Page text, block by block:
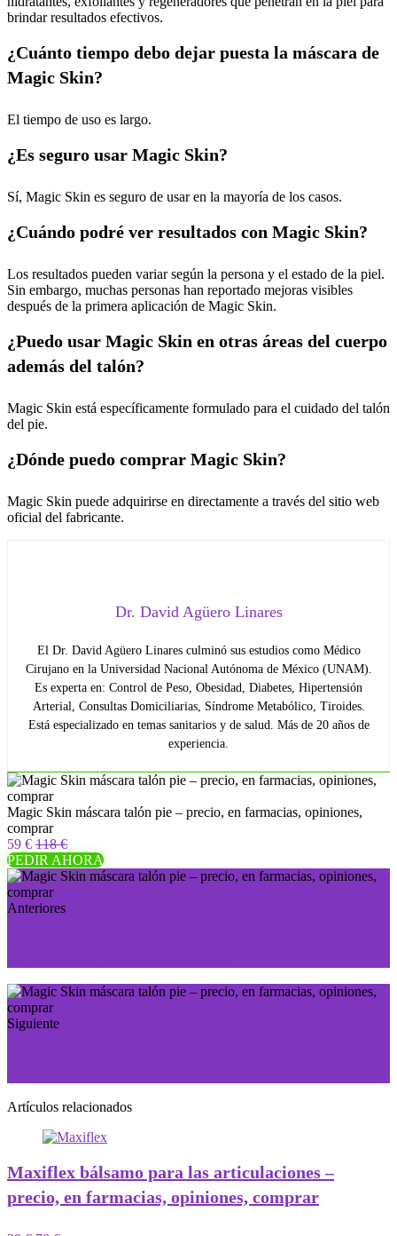
brindar resultados efectivos.
¿Cuánto tiempo debo dejar puesta la máscara de
Magic Skin?
El tiempo de uso es largo.
¿Es seguro usar Magic Skin?
Sí, Magic Skin es seguro de usar en la mayoría de los casos.
¿Cuándo podré ver resultados con Magic Skin?
Los resultados pueden variar según la persona y el estado de la piel.
Sin embargo, muchas personas han reportado mejoras visibles
después de la primera aplicación de Magic Skin.
¿Puedo usar Magic Skin en otras áreas del cuerpo
además del talón?
Magic Skin está específicamente formulado para el cuidado del talón
del pie.
¿Dónde puedo comprar Magic Skin?
Magic Skin puede adquirirse en directamente a través del sitio web
oficial del fabricante.
Dr. David Agüero Linares
El Dr. David Agüero Linares culminó sus estudios como Médico
Cirujano en la Universidad Nacional Autónoma de México (UNAM).
Es experta en: Control de Peso, Obesidad, Diabetes, Hipertensión
Arterial, Consultas Domiciliarias, Síndrome Metabólico, Tiroides.
Está especializado en temas sanitarios y de salud. Más de 20 años de
experiencia.
Magic Skin máscara talón pie – precio, en farmacias, opiniones,
comprar
59 € 118 €
PEDIR AHORA
Anteriores
Siguiente
Artículos relacionados
Maxiflex bálsamo para las articulaciones –
precio, en farmacias, opiniones, comprar